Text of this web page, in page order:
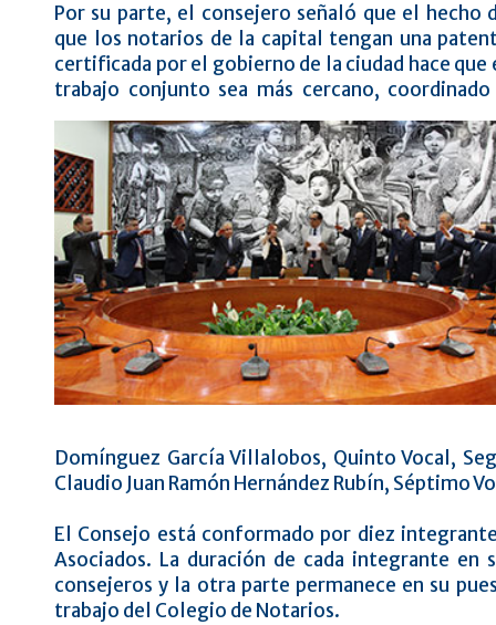
Por su parte, el consejero señaló que el hecho
que los notarios de la capital tengan una
certificada por el gobierno de la ciudad hace que
trabajo conjunto sea más cercano,
Domínguez García Villalobos, Quinto Vocal,
Claudio Juan Ramón Hernández Rubín, Séptimo
El Consejo está conformado por diez
Asociados. La duración de cada integrante
consejeros y la otra parte permanece en su
trabajo del Colegio de Notarios.